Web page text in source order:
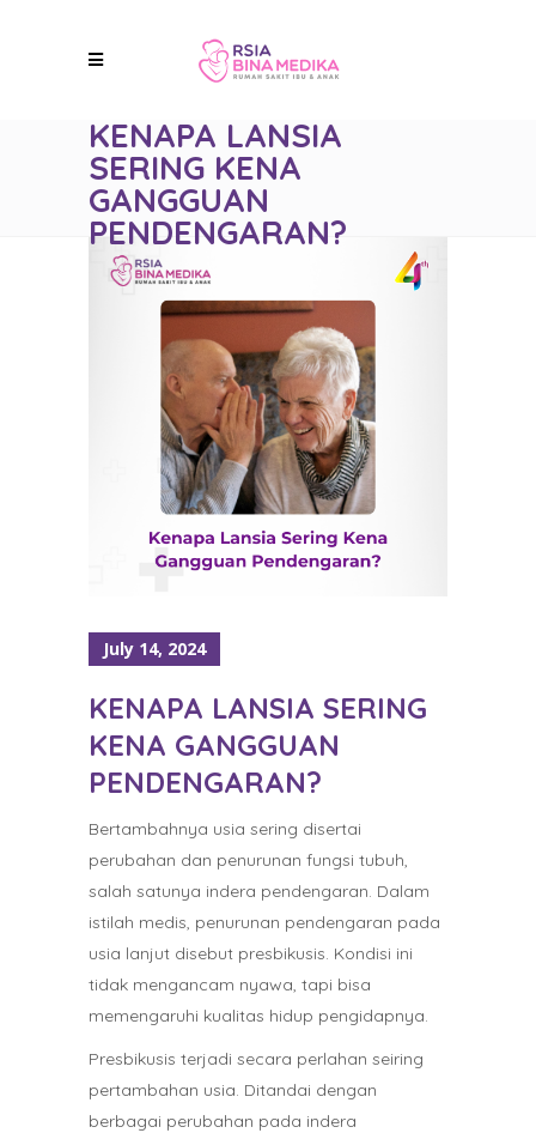
KENAPA LANSIA
SERING KENA
GANGGUAN
PENDENGARAN?
July 14, 2024
KENAPA LANSIA SERING
KENA GANGGUAN
PENDENGARAN?
Bertambahnya usia sering disertai
perubahan dan penurunan fungsi tubuh,
salah satunya indera pendengaran. Dalam
istilah medis, penurunan pendengaran pada
usia lanjut disebut presbikusis. Kondisi ini
tidak mengancam nyawa, tapi bisa
memengaruhi kualitas hidup pengidapnya.
Presbikusis terjadi secara perlahan seiring
pertambahan usia. Ditandai dengan
berbagai perubahan pada indera